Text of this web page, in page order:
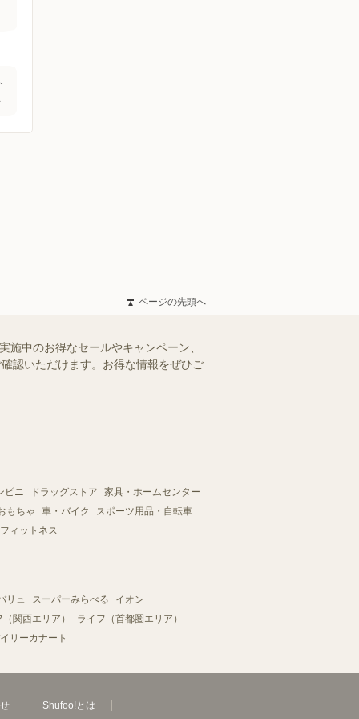
ページの先頭へ
中のお得なセールやキャンペーン、
認いただけます。お得な情報をぜひご
ビニ ドラッグストア
家具・ホームセンター
もちゃ 車・バイク
スポーツ用品・自転車
ィットネス
リュ スーパーみらべる
イオン
関西エリア）
ライフ（首都圏エリア）
リーカナート
Shufoo!とは